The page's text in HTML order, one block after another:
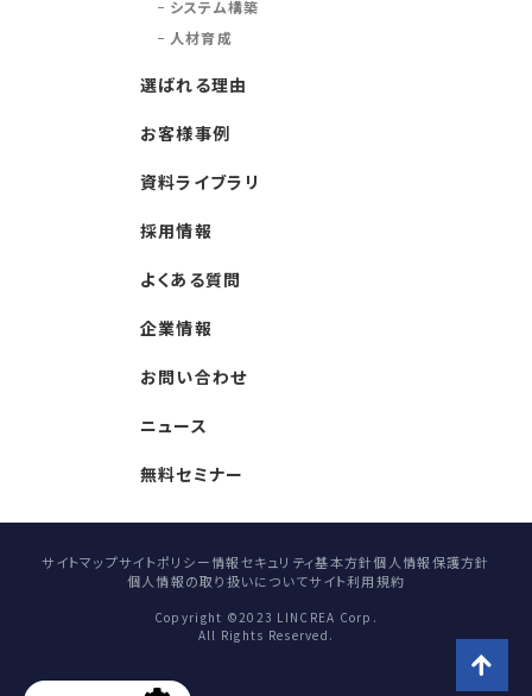
システム構築
人材育成
選ばれる理由
お客様事例
資料ライブラリ
採用情報
よくある質問
企業情報
お問い合わせ
ニュース
無料セミナー
サイトマップサイトポリシー情報セキュリティ基本方針個人情報保護方針
個人情報の取り扱いについてサイト利用規約
Copyright ©2023 LINCREA Corp.
All Rights Reserved.